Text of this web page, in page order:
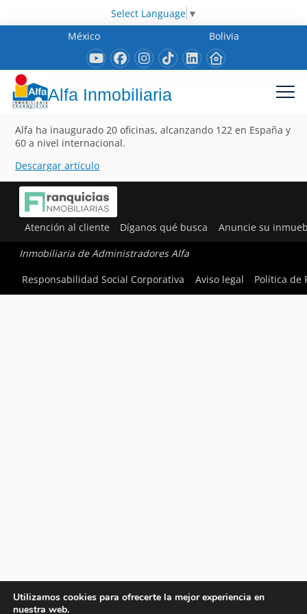
Select Language ▼
México
Bolivia
Alfa Inmobiliaria
Alfa ha inaugurado 20 oficinas, alcanzando 122 en España y
60 a nivel internacional.
Descargar artículo
Atención al cliente Díganos qué busca Anuncie su
Inmobiliaria de Administradores Alfa
Responsabilidad Social Corporativa
Aviso legal Política de
Utilizamos cookies para ofrecerte la mejor experiencia en
nuestra web.